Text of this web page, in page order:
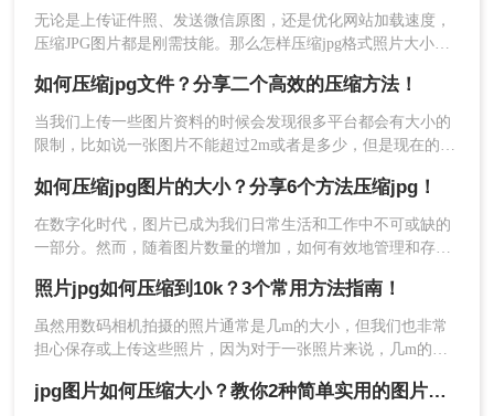
4、压缩完成，大家可以对比一下压缩前后的大小，是不是小
了很多呢。
方法三、WPS图片工具压缩图片的大小
1、WPS办公软件有很多功能，压缩图片的大小也是可以的。
jpg格式怎么压缩到100k呢？本文将详细介绍几种实用的方法来
实现这一目标。
无论是上传证件照、发送微信原图，还是优化网站加载速度，
压缩JPG图片都是刚需技能。那么怎样压缩jpg格式照片大小
指南，帮你5分钟内学会专业级压缩技巧。
如何压缩jpg文件？分享二个高效的压缩方法！
当我们上传一些图片资料的时候会发现很多平台都会有大小的
限制，比如说一张图片不能超过2m或者是多少，但是现在的相
会上传失败。那么你知道怎么压缩jpg图片大小呢？小编今天就
来给大家讲述一下压缩图片的方法。
如何压缩jpg图片的大小？分享6个方法压缩jpg！
在数字化时代，图片已成为我们日常生活和工作中不可或缺的
一部分。然而，随着图片数量的增加，如何有效地管理和存储
的兼容性而广受欢迎，但在某些情况下，我们仍需要进一步压
缩JPG图片的大小以节省存储空间或加快网络传输速度。那么
如何压缩jpg图片的大小呢？本文将介绍几种有效压缩JPG图片
大小的方法。
照片jpg如何压缩到10k？3个常用方法指南！
虽然用数码相机拍摄的照片通常是几m的大小，但我们也非常
担心保存或上传这些照片，因为对于一张照片来说，几m的体
到10k？今天，我将和大家讨论照片jpg如何压缩到10k的方法。
jpg图片如何压缩大小？教你2种简单实用的图片压缩方法